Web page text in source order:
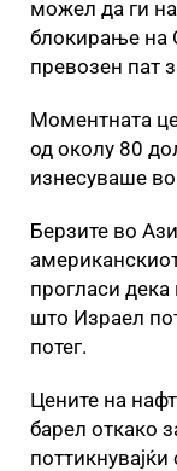
можел да ги
блокирање на
превозен пат
Моментната
од околу 80
изнесуваше
Берзите во
прогласи дека
што Израел
потег.
Цените на
барел откако